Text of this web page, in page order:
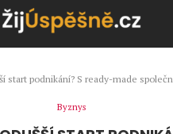
start podnikání? S ready-made
Byznys